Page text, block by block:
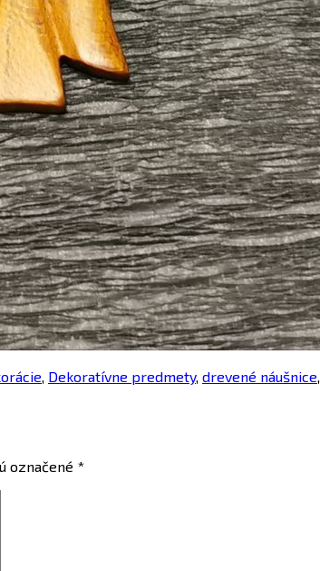
, Dekoratívne predmety, drevené náušnice,
označené *